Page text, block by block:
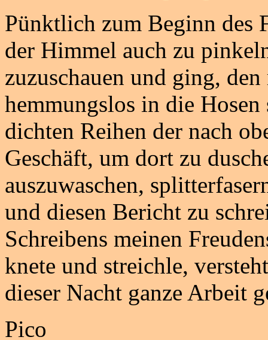
Pünktlich zum Beginn des
der Himmel auch zu
zuzuschauen und ging,
hemmungslos in die
dichten Reihen der nach
Geschäft, um dort zu
auszuwaschen,
und diesen Bericht zu
Schreibens meinen
knete und streichle,
dieser Nacht ganze Arbeit
Pico